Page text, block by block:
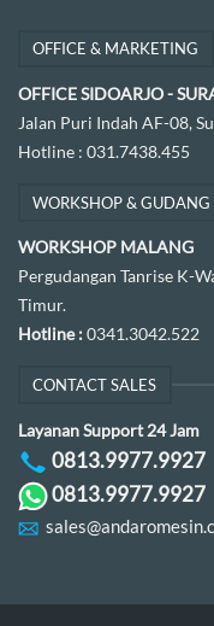
OFFICE & MARKETING
OFFICE SIDOARJO -
Jalan Puri Indah AF-08,
Hotline : 031.7438.455
WORKSHOP & GUDANG
WORKSHOP MALANG
Pergudangan Tanrise K-
Timur.
Hotline :0341.3042.522
CONTACT SALES
Layanan Support 24 Jam
0813.9977.9927
0813.9977.9927